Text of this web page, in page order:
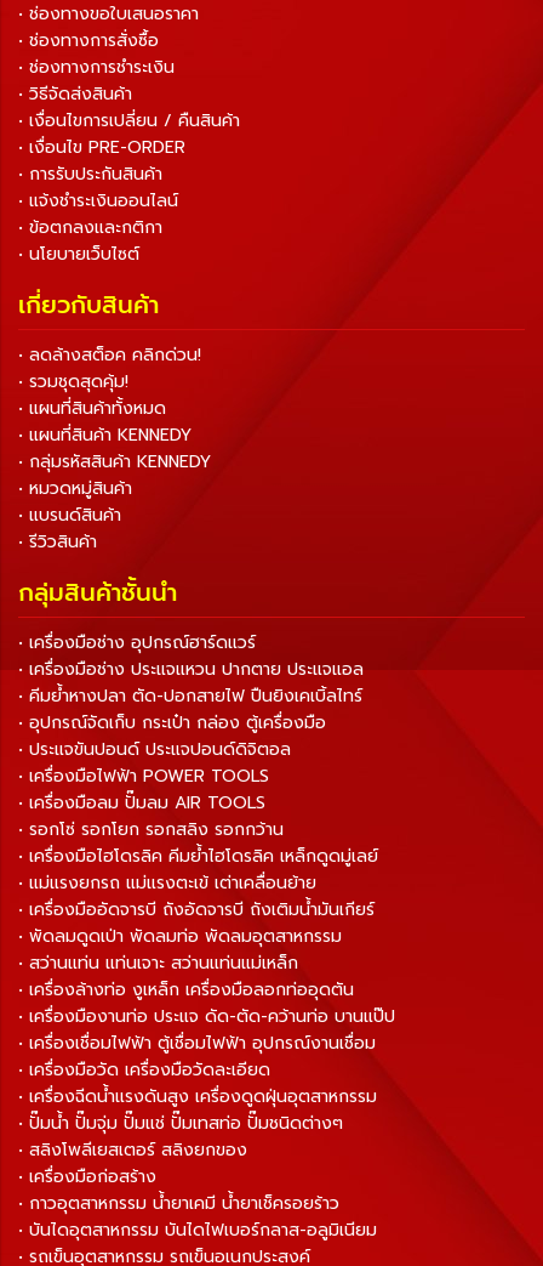
• ช่องทางขอใบเสนอราคา
• ช่องทางการสั่งซื้อ
• ช่องทางการชำระเงิน
• วิธีจัดส่งสินค้า
• เงื่อนไขการเปลี่ยน / คืนสินค้า
• เงื่อนไข PRE-ORDER
• การรับประกันสินค้า
• แจ้งชำระเงินออนไลน์
• ข้อตกลงและกติกา
• นโยบายเว็บไซต์
เกี่ยวกับสินค้า
• ลดล้างสต็อค คลิกด่วน!
• รวมชุดสุดคุ้ม!
• แผนที่สินค้าทั้งหมด
• แผนที่สินค้า KENNEDY
• กลุ่มรหัสสินค้า KENNEDY
• หมวดหมู่สินค้า
• แบรนด์สินค้า
• รีวิวสินค้า
กลุ่มสินค้าชั้นนำ
• เครื่องมือช่าง อุปกรณ์ฮาร์ดแวร์
• เครื่องมือช่าง ประแจแหวน ปากตาย ประแจแอล
• คีมย้ำหางปลา ตัด-ปอกสายไฟ ปืนยิงเคเบิ้ลไทร์
• อุปกรณ์จัดเก็บ กระเป๋า กล่อง ตู้เครื่องมือ
• ประแจขันปอนด์ ประแจปอนด์ดิจิตอล
• เครื่องมือไฟฟ้า POWER TOOLS
• เครื่องมือลม ปั๊มลม AIR TOOLS
• รอกโซ่ รอกโยก รอกสลิง รอกกว้าน
• เครื่องมือไฮโดรลิค คีมย้ำไฮโดรลิค เหล็กดูดมู่เลย์
• แม่แรงยกรถ แม่แรงตะเข้ เต่าเคลื่อนย้าย
• เครื่องมืออัดจารบี ถังอัดจารบี ถังเติมน้ำมันเกียร์
• พัดลมดูดเป่า พัดลมท่อ พัดลมอุตสาหกรรม
• สว่านแท่น แท่นเจาะ สว่านแท่นแม่เหล็ก
• เครื่องล้างท่อ งูเหล็ก เครื่องมือลอกท่ออุดตัน
• เครื่องมืองานท่อ ประแจ ดัด-ตัด-คว้านท่อ บานแป๊ป
• เครื่องเชื่อมไฟฟ้า ตู้เชื่อมไฟฟ้า อุปกรณ์งานเชื่อม
• เครื่องมือวัด เครื่องมือวัดละเอียด
• เครื่องฉีดน้ำแรงดันสูง เครื่องดูดฝุ่นอุตสาหกรรม
• ปั๊มน้ำ ปั๊มจุ่ม ปั๊มแช่ ปั๊มเทสท่อ ปั๊มชนิดต่างๆ
• สลิงโพลีเยสเตอร์ สลิงยกของ
• เครื่องมือก่อสร้าง
• กาวอุตสาหกรรม น้ำยาเคมี น้ำยาเช็ครอยร้าว
• บันไดอุตสาหกรรม บันไดไฟเบอร์กลาส-อลูมิเนียม
• รถเข็นอุตสาหกรรม รถเข็นอเนกประสงค์